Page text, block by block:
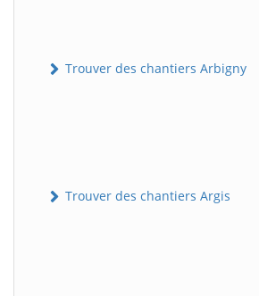
Trouver des chantiers Arbigny
Trouver des chantiers Argis